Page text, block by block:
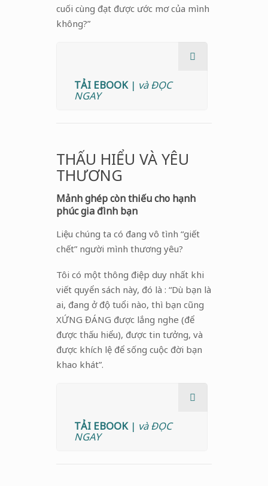
cuối cùng đạt được ước mơ của mình
không?”
TẢI EBOOK| và ĐỌC
NGAY
THẤU HIỂU VÀ YÊU
THƯƠNG
Mảnh ghép còn thiếu cho hạnh
phúc gia đình bạn
Liệu chúng ta có đang vô tình “giết
chết” người mình thương yêu?
Tôi có một thông điệp duy nhất khi
viết quyển sách này, đó là : “Dù bạn là
ai, đang ở độ tuổi nào, thì bạn cũng
XỨNG ĐÁNG được lắng nghe (để
được thấu hiểu), được tin tưởng, và
được khích lệ để sống cuộc đời bạn
khao khát”.
TẢI EBOOK| và ĐỌC
NGAY